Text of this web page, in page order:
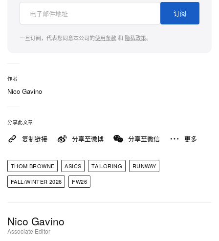
订阅
一旦订阅，代表您同意本公司的使用条款和 隐私政策。
作者
Nico Gavino
分享此文章
复制链接 分享至微博 分享至微信 更多
THOM BROWNE ASICS TAILORING
RUNWAY
FALL/WINTER 2026
FW26
Nico Gavino
Associate Editor